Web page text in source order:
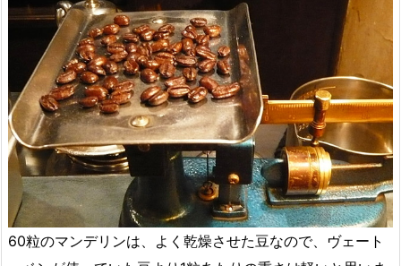
60粒のマンデリンは、よく乾燥させた豆なので、ヴェート